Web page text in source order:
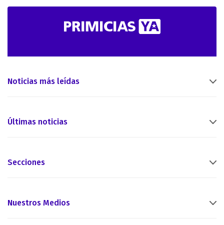
Noticias más leídas
Últimas noticias
Secciones
Nuestros Medios